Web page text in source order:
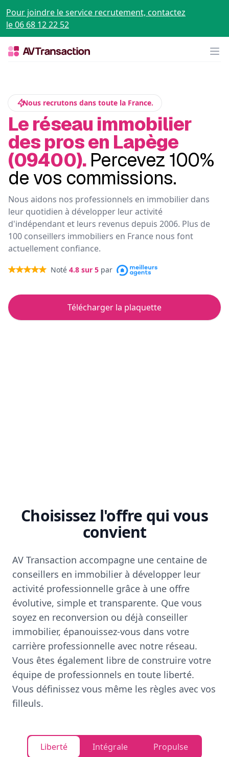
Pour joindre le service recrutement, contactez
le 06 68 12 22 52
Nous recrutons dans toute la France.
Le réseau immobilier
des pros en Lapège
(09400). Percevez 100%
de vos commissions.
Nous aidons nos professionnels en immobilier dans
leur quotidien à développer leur activité
d'indépendant et leurs revenus depuis 2006. Plus de
100 conseillers immobiliers en France nous font
actuellement confiance.
Noté 4.8 sur 5 par
Télécharger la plaquette
Choisissez l'offre qui vous
convient
AV Transaction accompagne une centaine de
conseillers en immobilier à développer leur
activité professionnelle grâce à une offre
évolutive, simple et transparente. Que vous
soyez en reconversion ou déjà conseiller
immobilier, épanouissez-vous dans votre
carrière professionnelle avec notre réseau.
Vous êtes également libre de construire votre
équipe de professionnels en toute liberté.
Vous définissez vous même les règles avec vos
filleuls.
Liberté Intégrale Propulse